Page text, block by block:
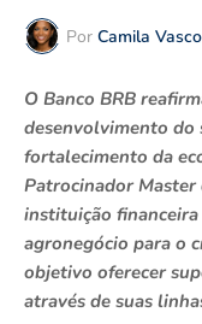
Por Camila
O Banco BRB
desenvolvimento do
fortalecimento da
Patrocinador
instituição
agronegócio para o
objetivo oferecer
através de suas